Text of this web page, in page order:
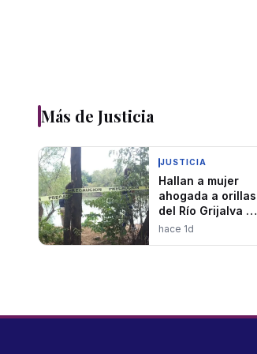
Más de Justicia
JUSTICIA
Hallan a mujer
ahogada a orillas
del Río Grijalva en
la colonia Casa
hace 1d